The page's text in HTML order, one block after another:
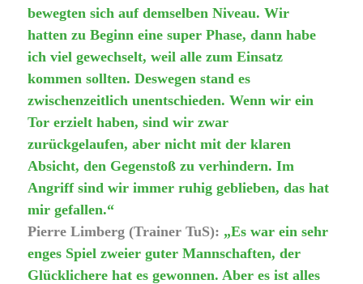
bewegten sich auf demselben Niveau. Wir
hatten zu Beginn eine super Phase, dann habe
ich viel gewechselt, weil alle zum Einsatz
kommen sollten. Deswegen stand es
zwischenzeitlich unentschieden. Wenn wir ein
Tor erzielt haben, sind wir zwar
zurückgelaufen, aber nicht mit der klaren
Absicht, den Gegenstoß zu verhindern. Im
Angriff sind wir immer ruhig geblieben, das hat
mir gefallen.“
Pierre Limberg (Trainer TuS): „Es war ein sehr
enges Spiel zweier guter Mannschaften, der
Glücklichere hat es gewonnen. Aber es ist alles